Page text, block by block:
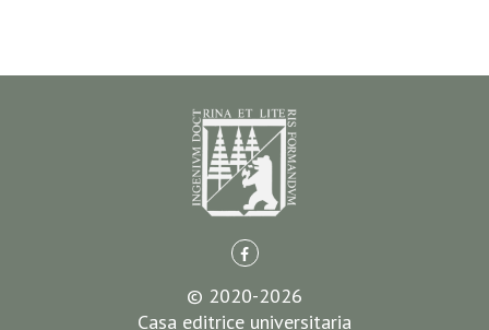
© 2020-2026
Casa editrice universitaria